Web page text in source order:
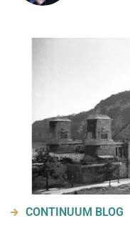
CONTINUUM BLOG